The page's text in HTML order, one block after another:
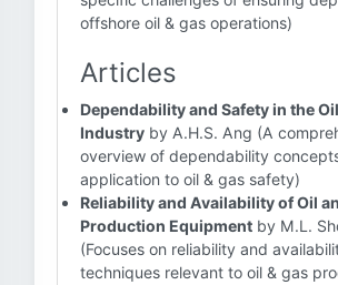
offshore oil & gas operations)
Articles
Dependability and Safety in the
Industry by A.H.S. Ang (A
overview of dependability
application to oil & gas safety)
Reliability and Availability of Oil
Production Equipment by M.L.
(Focuses on reliability and
techniques relevant to oil & gas